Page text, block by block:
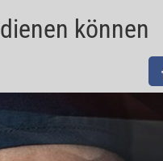
können